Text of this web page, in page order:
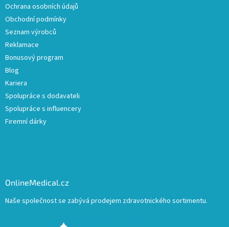
Ochrana osobních údajů
Obchodní podmínky
Seznam výrobců
Reklamace
Bonusový program
Blog
Kariera
Spolupráce s dodavateli
Spolupráce s influencery
Firemní dárky
OnlineMedical.cz
Naše společnost se zabývá prodejem zdravotnického sortimentu.